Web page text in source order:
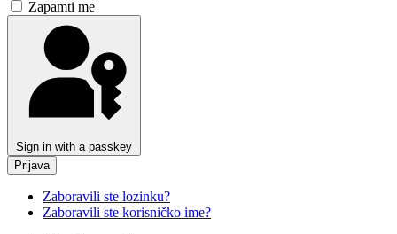
Zapamti me
Sign in with a passkey
Prijava
Zaboravili ste lozinku?
Zaboravili ste korisničko ime?